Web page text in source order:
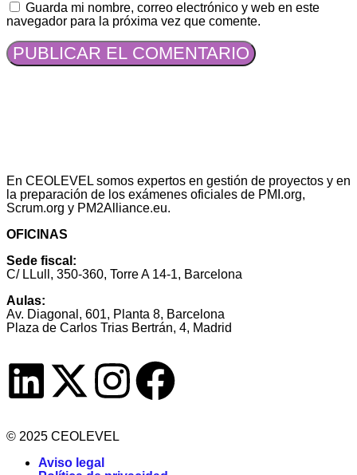
Guarda mi nombre, correo electrónico y web en este
navegador para la próxima vez que comente.
En CEOLEVEL somos expertos en gestión de proyectos y en
la preparación de los exámenes oficiales de PMI.org,
Scrum.org y PM2Alliance.eu.
OFICINAS
Sede fiscal:
C/ LLull, 350-360, Torre A 14-1, Barcelona
Aulas:
Av. Diagonal, 601, Planta 8, Barcelona
Plaza de Carlos Trias Bertrán, 4, Madrid
© 2025 CEOLEVEL
Aviso legal